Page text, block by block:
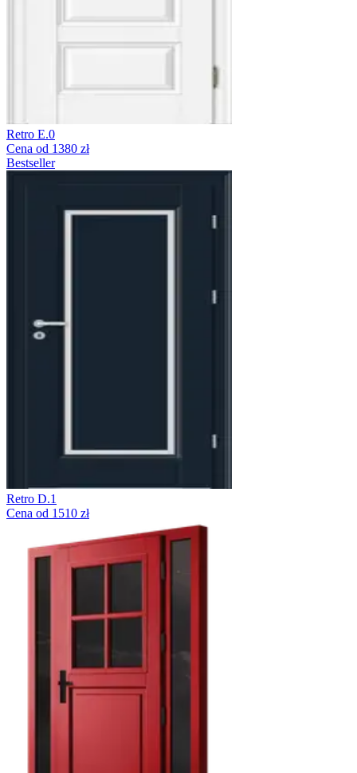
Retro E.0
Cena od 1380 zł
Bestseller
Retro D.1
Cena od 1510 zł